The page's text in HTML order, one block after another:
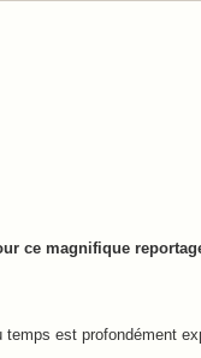
ce magnifique
est profondément